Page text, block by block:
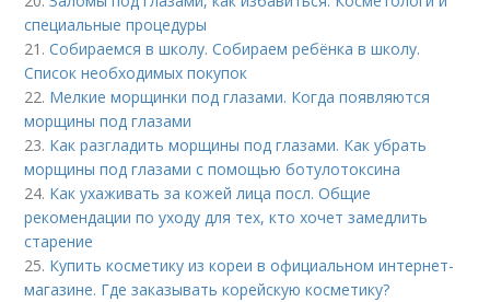
специальные процедуры
21.Собираемся в школу. Собираем ребёнка в школу.
Список необходимых покупок
22. Мелкие морщинки под глазами. Когда появляются
морщины под глазами
23. Как разгладить морщины под глазами. Как убрать
морщины под глазами с помощью ботулотоксина
24. Как ухаживать за кожей лица посл. Общие
рекомендации по уходу для тех, кто хочет замедлить
старение
25. Купить косметику из кореи в официальном интернет-
магазине. Где заказывать корейскую косметику?